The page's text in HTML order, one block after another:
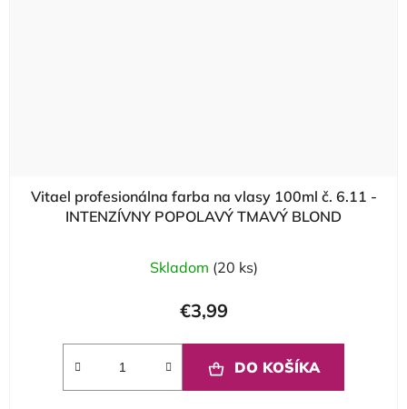
Vitael profesionálna farba na vlasy 100ml č. 6.11 -
INTENZÍVNY POPOLAVÝ TMAVÝ BLOND
Skladom (20 ks)
€3,99
DO KOŠÍKA